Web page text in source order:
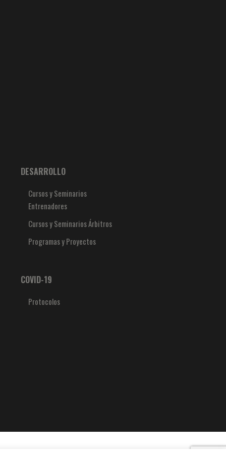
DESARROLLO
Cursos y Seminarios
Entrenadores
Cursos y Seminarios Árbitros
Programas y Proyectos
COVID-19
Protocolos